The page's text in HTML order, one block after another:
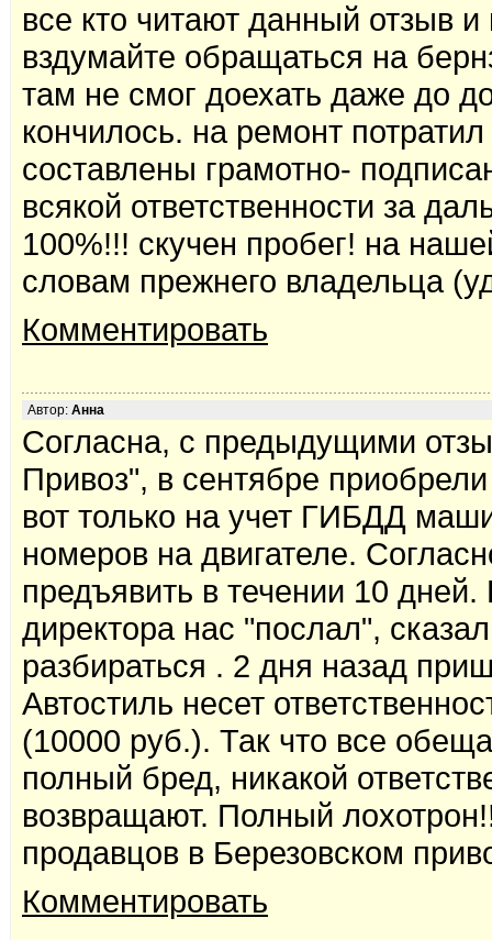
все кто читают данный отзыв
вздумайте обращаться на
там не смог доехать даже до
кончилось. на ремонт
составлены грамотно-
всякой ответственности за
100%!!! скучен пробег! на
словам прежнего владельца
Комментировать
Автор: Анна
Согласна, с предыдущими
Привоз", в сентябре
вот только на учет ГИБДД
номеров на двигателе.
предъявить в течении 10
директора нас "послал",
разбираться . 2 дня назад
Автостиль несет
(10000 руб.). Так что все
полный бред, никакой
возвращают. Полный
продавцов в Березовском
Комментировать